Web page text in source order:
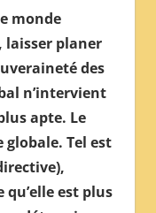
monde
planer
des
n’intervient
apte. Le
globale. Tel est
qu’elle est plus